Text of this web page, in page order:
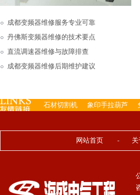
成都变频器维修服务专业可靠
丹佛斯变频器维修的技术要点
直流调速器维修与故障排查
成都变频器维修后期维护建议
石材切割机 象印手拉葫芦
网站首页 - 关